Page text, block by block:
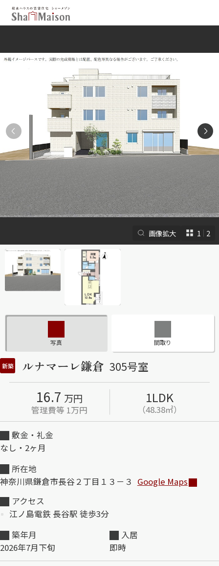
東北
関東
関西
中国・四国
市区郡・路線・駅から探す
通勤・通学時間から探す
地図から探す
人気のカテゴリから探す
シャーメゾンとは
シャーメゾンセレクショ
ルームツアー
シャーメゾンショップを探す
らくらく内見
シャーメゾンライフサポート
画像拡大 1 2
写真 間取り
新築 ルナマーレ鎌倉 305号室
16.7 万円
管理費等 1万円
1LDK
（48.38㎡）
敷金・礼金
なし・2ヶ月
所在地
神奈川県鎌倉市長谷２丁目１３－３ Google Maps
アクセス
江ノ島電鉄 長谷駅 徒歩3分
築年月
2026年7月下旬
入居
即時